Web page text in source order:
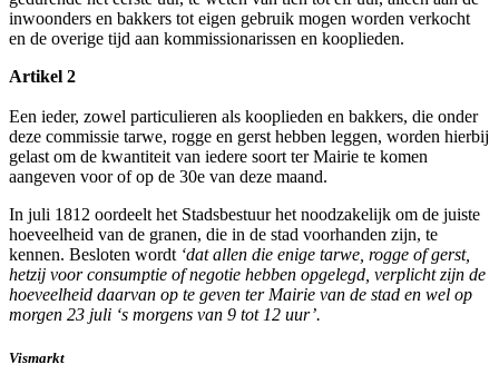
inwoonders en bakkers tot eigen gebruik mogen worden verkocht
en de overige tijd aan kommissionarissen en kooplieden.
Artikel 2
Een ieder, zowel particulieren als kooplieden en bakkers, die onder
deze commissie tarwe, rogge en gerst hebben leggen, worden hierbij
gelast om de kwantiteit van iedere soort ter Mairie te komen
aangeven voor of op de 30e van deze maand.
In juli 1812 oordeelt het Stadsbestuur het noodzakelijk om de juiste
hoeveelheid van de granen, die in de stad voorhanden zijn, te
kennen. Besloten wordt ‘dat allen die enige tarwe, rogge of gerst,
hetzij voor consumptie of negotie hebben opgelegd, verplicht zijn de
hoeveelheid daarvan op te geven ter Mairie van de stad en wel op
morgen 23 juli ‘s morgens van 9 tot 12 uur’.
Vismarkt